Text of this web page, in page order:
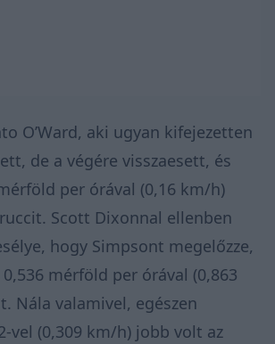
O’Ward, aki ugyan kifejezetten
de a végére visszaesett, és
per órával (0,16 km/h)
Scott Dixonnal ellenben
hogy Simpsont megelőzze,
mérföld per órával (0,863
Nála valamivel, egészen
vel (0,309 km/h) jobb volt az